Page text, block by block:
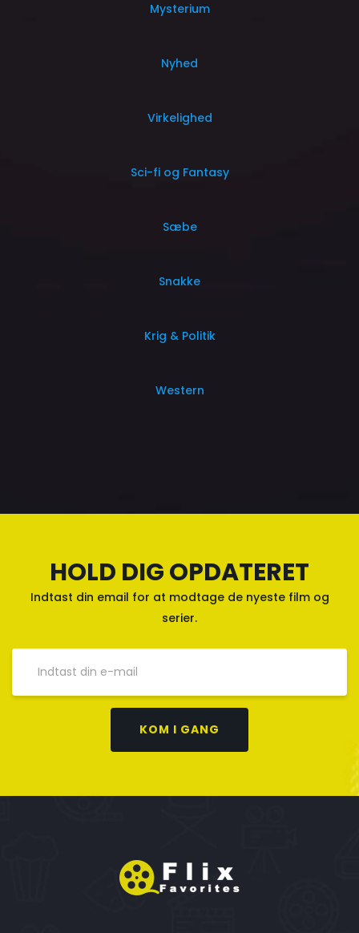
Mysterium
Nyhed
Virkelighed
Sci-fi og Fantasy
Sæbe
Snakke
Krig & Politik
Western
HOLD DIG OPDATERET
Indtast din email for at modtage de nyeste film og
serier.
KOM I GANG